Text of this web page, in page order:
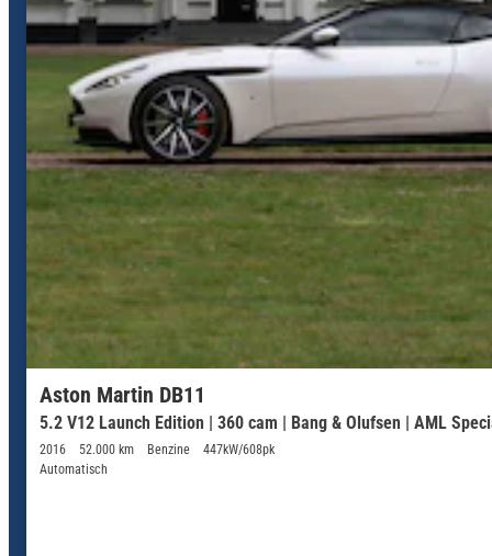
Aston Martin DB11
5.2 V12 Launch Edition | 360 cam | Bang & Olufsen | AML
2016 52.000 km Benzine
447kW/608pk
Automatisch